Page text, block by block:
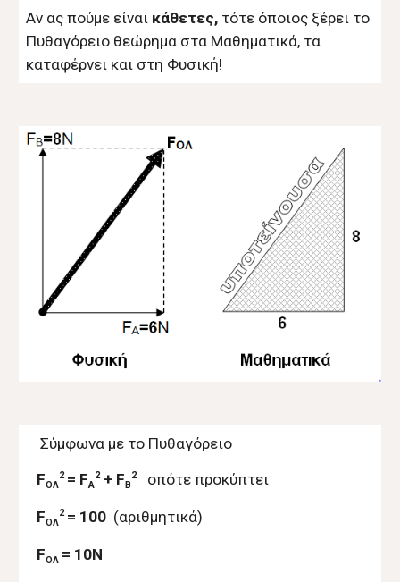
Αν ας πούμε είναι κάθετες, τότε όποιος ξέρει το
Πυθαγόρειο θεώρημα στα Μαθηματικά, τα
καταφέρνει και στη Φυσική!
Σύμφωνα με το Πυθαγόρειο
FΟΛ
2 = FA
2+ FB
2οπότε προκύπτει
FΟΛ
2 = 100 (αριθμητικά)
FΟΛ = 10Ν